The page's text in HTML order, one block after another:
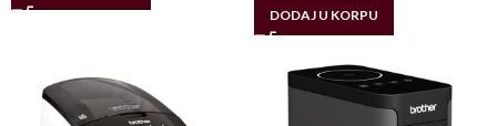
DODAJ U KORPU